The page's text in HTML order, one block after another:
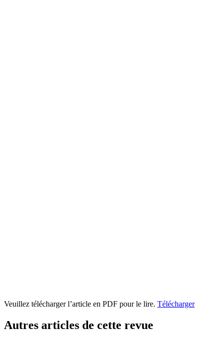
Veuillez télécharger l’article en PDF pour le lire. Télécharger
Autres articles de cette revue